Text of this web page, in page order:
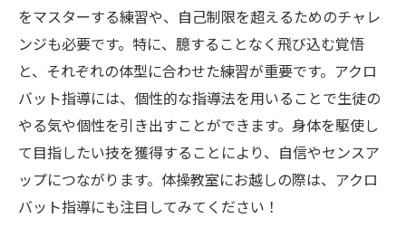
をマスターする練習や、自己制限を超えるためのチャレ
ンジも必要です。特に、臆することなく飛び込む覚悟
と、それぞれの体型に合わせた練習が重要です。アクロ
バット指導には、個性的な指導法を用いることで生徒の
やる気や個性を引き出すことができます。身体を駆使し
て目指したい技を獲得することにより、自信やセンスア
ップにつながります。体操教室にお越しの際は、アクロ
バット指導にも注目してみてください！